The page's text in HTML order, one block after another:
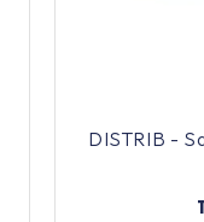
DISTRIB -